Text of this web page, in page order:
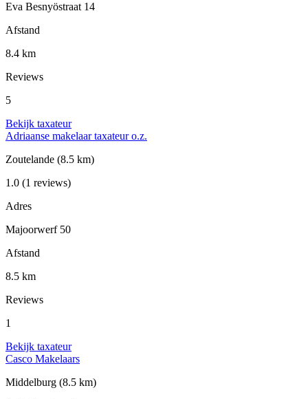
Eva Besnyöstraat 14
Afstand
8.4 km
Reviews
5
Bekijk taxateur
Adriaanse makelaar taxateur o.z.
Zoutelande (8.5 km)
1.0 (1 reviews)
Adres
Majoorwerf 50
Afstand
8.5 km
Reviews
1
Bekijk taxateur
Casco Makelaars
Middelburg (8.5 km)